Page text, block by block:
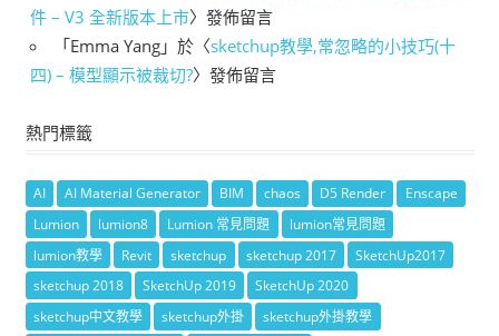
件 – V3 全新版本上市〉發佈留言
「Emma Yang 」於〈sketchup教學,常忽略的小技巧(十
四) – 模型顯示被裁切?〉發佈留言
熱門標籤
AI AI Material Generator BIM chaos D5 Render
Enscape
Lumion
lumion8 Lumion 常見問題
lumion常見問題
lumion教學
Revit sketchup sketchup 2017
SketchUp2017
sketchup 2018
SketchUp 2019
SketchUp 2020
sketchup中文教學
sketchup外掛
sketchup外掛教學